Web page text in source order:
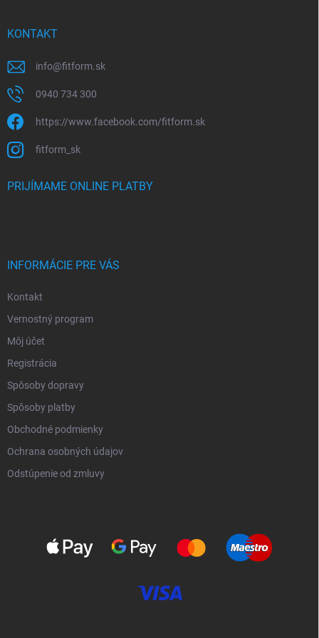
KONTAKT
info@fitform.sk
0940 734 300
https://www.facebook.com/fitform.sk
fitform_sk
PRIJÍMAME ONLINE PLATBY
INFORMÁCIE PRE VÁS
Kontakt
Vernostný program
Môj účet
Registrácia
Spôsoby dopravy
Spôsoby platby
Obchodné podmienky
Ochrana osobných údajov
Odstúpenie od zmluvy